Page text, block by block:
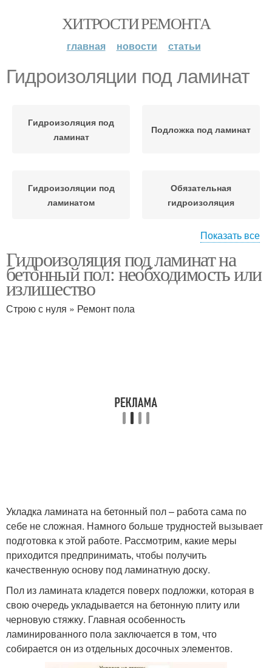
ХИТРОСТИ РЕМОНТА
главная новости статьи
Гидроизоляции под ламинат
Гидроизоляция под
ламинат
Подложка под ламинат
Гидроизоляции под
ламинатом
Обязательная
гидроизоляция
Жидкая гидроизоляция
гидроизоляция
Показать все
Гидроизоляция под ламинат на
бетонный пол: необходимость или
излишество
Строю с нуля » Ремонт пола
Укладка ламината на бетонный пол – работа сама по
себе не сложная. Намного больше трудностей вызывает
подготовка к этой работе. Рассмотрим, какие меры
приходится предпринимать, чтобы получить
качественную основу под ламинатную доску.
Пол из ламината кладется поверх подложки, которая в
свою очередь укладывается на бетонную плиту или
черновую стяжку. Главная особенность
ламинированного пола заключается в том, что
собирается он из отдельных досочных элементов.